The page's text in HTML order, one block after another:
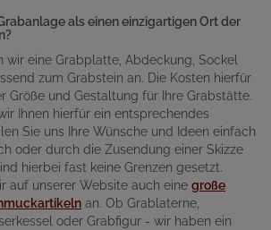
als einen einzigartigen Ort der
wir eine Grabplatte, Abdeckung, Sockel
zum Grabstein an. Die Kosten hierfür
Größe und Gestaltung für Ihre Grabstätte.
Ihnen hierfür ein entsprechendes
Sie uns Ihre Wünsche und Ideen einfach
oder durch die Zusendung einer Skizze
hierbei fast keine Grenzen gesetzt.
auf unserer Website auch eine große
an. Ob Grablaterne,
oder Grabfigur - wir haben ein